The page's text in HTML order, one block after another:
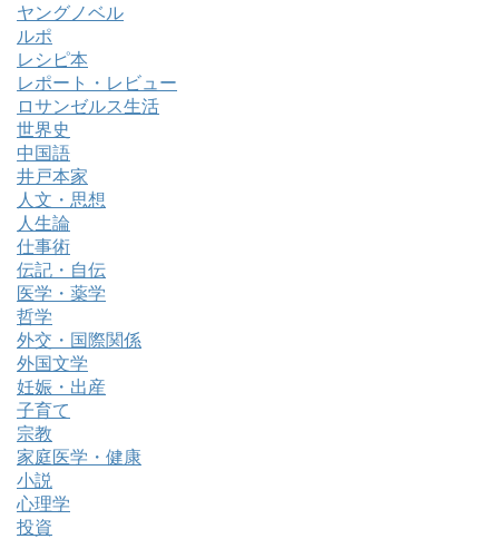
ヤングノベル
ルポ
レシピ本
レポート・レビュー
ロサンゼルス生活
世界史
中国語
井戸本家
人文・思想
人生論
仕事術
伝記・自伝
医学・薬学
哲学
外交・国際関係
外国文学
妊娠・出産
子育て
宗教
家庭医学・健康
小説
心理学
投資